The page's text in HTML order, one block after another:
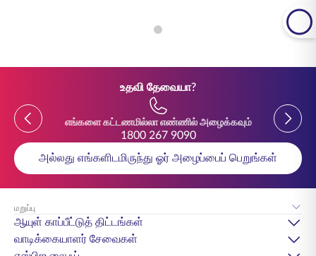
உதவி தேவையா?
Previous
எங்களை கட்டணமில்லா எண்ணில் அழைக்கவும்
1800 267 9090
Previous
அல்லது எங்களிடமிருந்து ஓர் அழைப்பைப் பெறுங்கள்
மறுப்பு
ஆயுள் காப்பீட்டுத் திட்டங்கள்
வாடிக்கையாளர் சேவைகள்